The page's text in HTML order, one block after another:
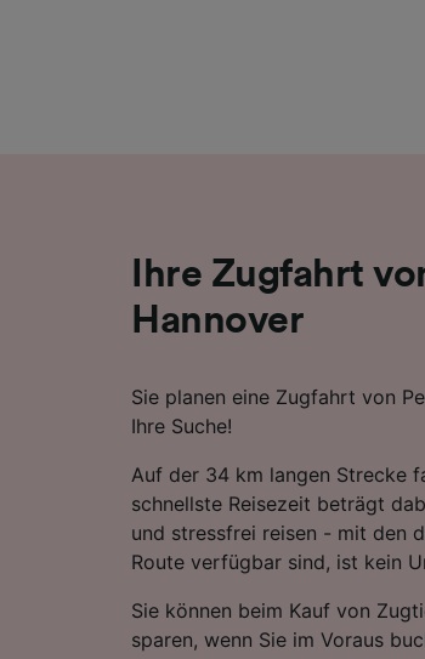
Ihre Zugfahrt
Hannover
Sie planen eine Zugfahrt von
Ihre Suche!
Auf der 34 km langen Strecke
schnellste Reisezeit beträgt
und stressfrei reisen - mit den
Route verfügbar sind, ist kein
Sie können beim Kauf von
sparen, wenn Sie im Voraus